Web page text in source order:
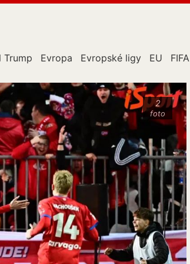
Trump Evropa Evropské ligy EU FIFA
2
foto